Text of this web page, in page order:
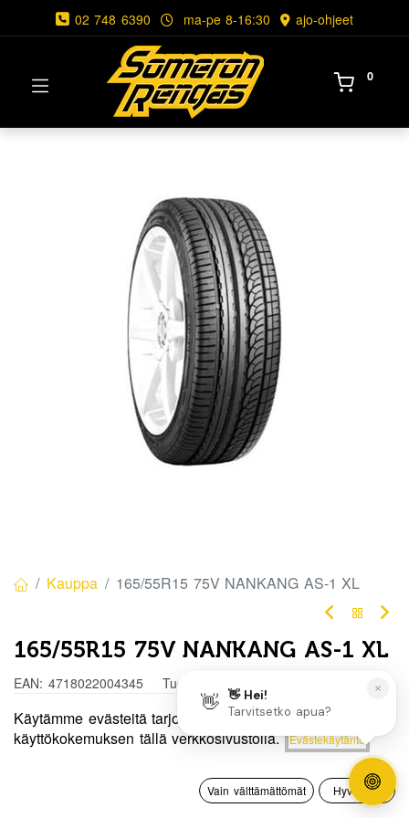
Hinta:
Lisää ostoskoriin
0
Toivelista Tili
02 748 6390 ma-pe 8-16:30 ajo-ohjeet
0
Kauppa 165/55R15 75V NANKANG AS-1 XL
165/55R15 75V NANKANG AS-1 XL
EAN: 4718022004345 Tuotekoodi:
Tällä tuotteella ei ole kelvollista yhdistelmää.
Käytämme evästeitä tarjotaksemme sinulle paremman
käyttökokemuksen tällä verkkosivustolla.
Evästekäytäntö
Vain välttämättömät Hyväksyn